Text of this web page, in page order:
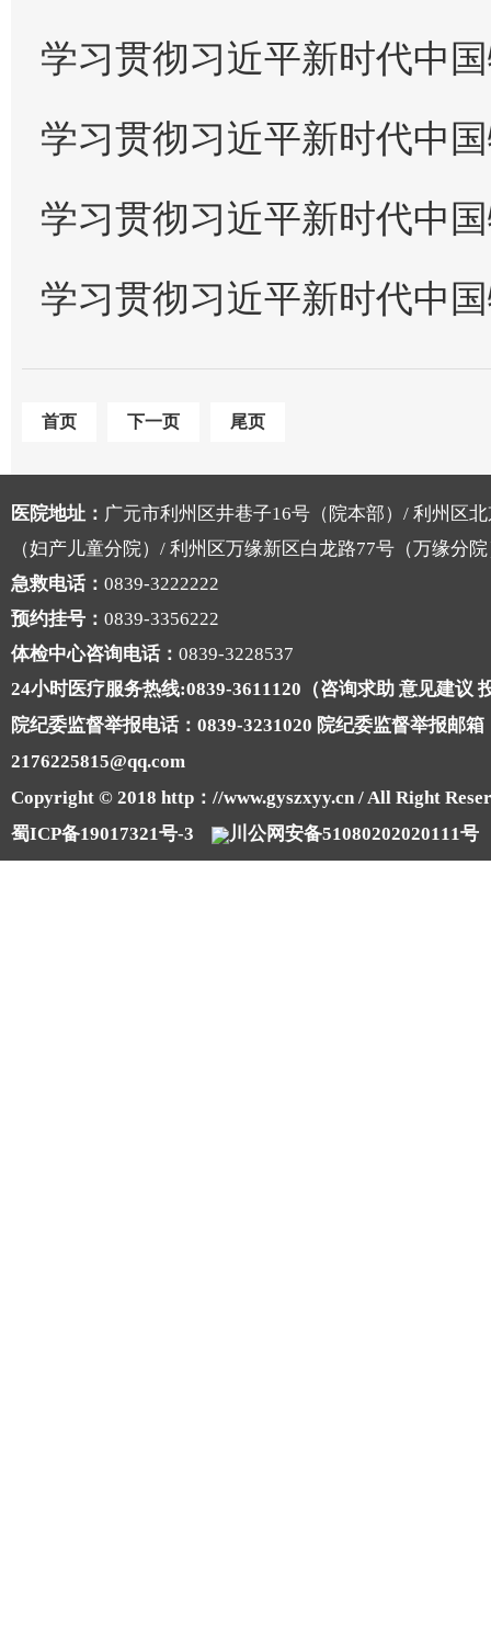
学习贯彻习近平新时代中国特色社
学习贯彻习近平新时代中国特色社
学习贯彻习近平新时代中国特色社
学习贯彻习近平新时代中国特色社
首页 下一页 尾页
医院地址： 广元市利州区井巷子16号（院本部）/ 利州区
（妇产儿童分院）/ 利州区万缘新区白龙路77号（万缘分
急救电话： 0839-3222222
预约挂号： 0839-3356222
体检中心咨询电话： 0839-3228537
24小时医疗服务热线:0839-3611120（咨询求助 意见建议
院纪委监督举报电话：0839-3231020 院纪委监督举报邮箱
2176225815@qq.com
Copyright © 2018 http：//www.gyszxyy.cn / All Right
蜀ICP备19017321号-3
川公网安备51080202020111号